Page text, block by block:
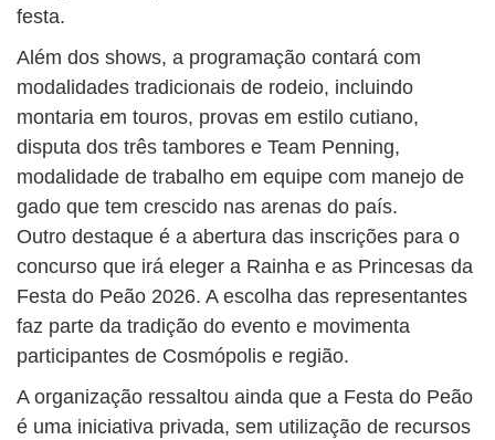
festa.
Além dos shows, a programação contará com
modalidades tradicionais de rodeio, incluindo
montaria em touros, provas em estilo cutiano,
disputa dos três tambores e Team Penning,
modalidade de trabalho em equipe com manejo de
gado que tem crescido nas arenas do país.
Outro destaque é a abertura das inscrições para o
concurso que irá eleger a Rainha e as Princesas da
Festa do Peão 2026. A escolha das representantes
faz parte da tradição do evento e movimenta
participantes de Cosmópolis e região.
A organização ressaltou ainda que a Festa do Peão
é uma iniciativa privada, sem utilização de recursos